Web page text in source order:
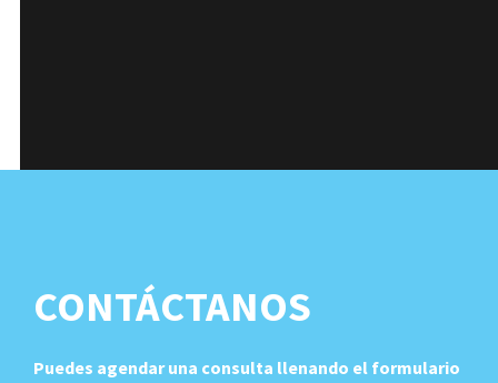
CONTÁCTANOS
Puedes agendar una consulta llenando el formulario